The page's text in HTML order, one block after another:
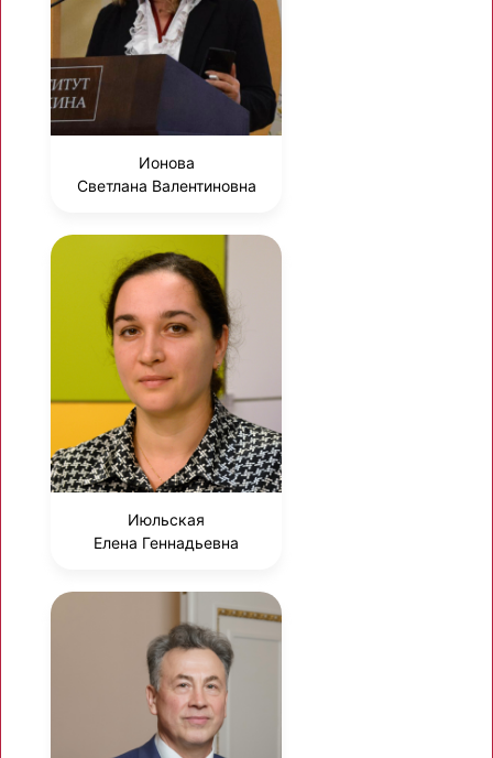
Ионова
Светлана Валентиновна
Июльская
Елена Геннадьевна